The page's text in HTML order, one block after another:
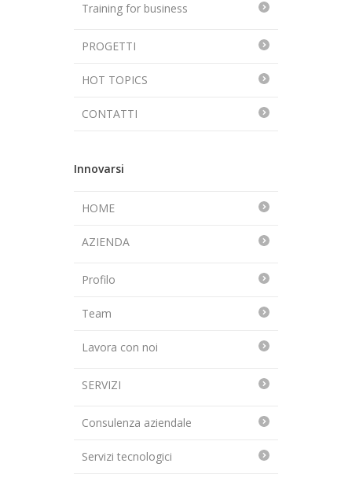
Training for business
PROGETTI
HOT TOPICS
CONTATTI
Innovarsi
HOME
AZIENDA
Profilo
Team
Lavora con noi
SERVIZI
Consulenza aziendale
Servizi tecnologici